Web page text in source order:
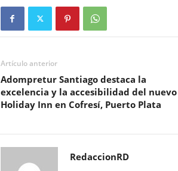
Artículo anterior
Adompretur Santiago destaca la
excelencia y la accesibilidad del nuevo
Holiday Inn en Cofresí, Puerto Plata
RedaccionRD